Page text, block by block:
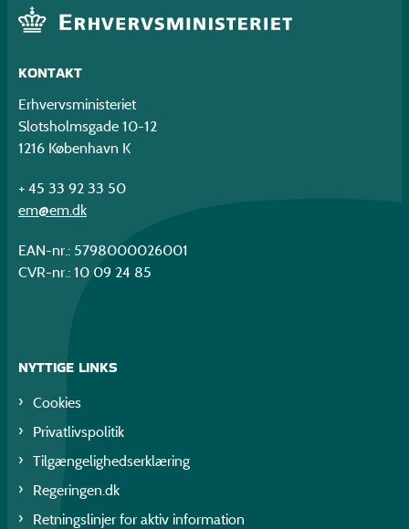
KONTAKT
Erhvervsministeriet
Slotsholmsgade 10-12
1216 København K
+ 45 33 92 33 50
em@em.dk
EAN-nr.: 5798000026001
CVR-nr.: 10 09 24 85
NYTTIGE LINKS
Cookies
Privatlivspolitik
Tilgængelighedserklæring
Regeringen.dk
Retningslinjer for aktiv information